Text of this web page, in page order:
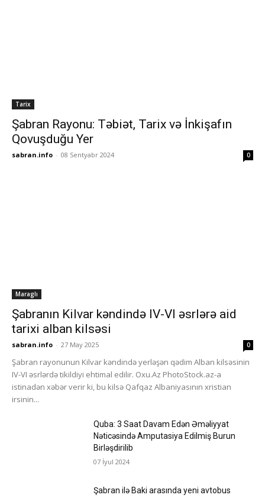
Tarix
Şabran Rayonu: Təbiət, Tarix və İnkişafın
Qovuşduğu Yer
sabran.info - 08 Sentyabr 2024 0
Maraglı
Şabranın Kilvar kəndində IV-VI əsrlərə aid
tarixi alban kilsəsi
sabran.info - 27 May 2025 0
Şabran rayonunun Kilvar kəndində yerləşən qədim Alban kilsəsinin
IV-VI əsrlərdə tikildiyi ehtimal edilir. Oxu.Az PhotoStock.az-a
istinadən xəbər verir ki, bu kilsə Qafqaz Albaniyasının xristian
irsinin...
Quba: 3 Saat Davam Edən Əməliyyat
Nəticəsində Amputasiya Edilmiş Burun
Birləşdirilib
07 İyul 2024
Şabran ilə Baki arasında yeni avtobus